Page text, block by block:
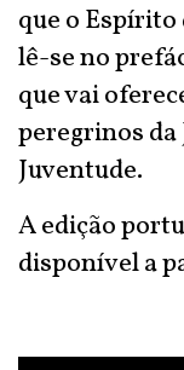
que o Espírito
lê-se no
que vai
peregrinos
Juventude.
A edição
disponível a